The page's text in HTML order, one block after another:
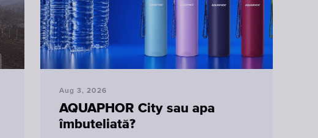
Sticle
potabilă
ALEGE STICLE
Cartușe
filtrare
pentru
robinet
CARTUȘELE
Aug 3, 2026
AQUAPHOR City sau apa
îmbuteliată?